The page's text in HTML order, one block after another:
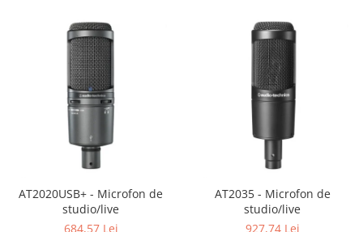
Casti fara fir
Interfete audio
Microfoane
Accesorii pentru Microfoane
Headset-uri si lavaliere
Microfoane cu fir pentru live
Microfoane de captura
Microfoane pentru instrumente
Microfoane USB - Podcast, Gaming
AT2020USB+ - Microfon de
studio/live
684,57 Lei
AT2035 - Microfon de
studio/live
927,74 Lei